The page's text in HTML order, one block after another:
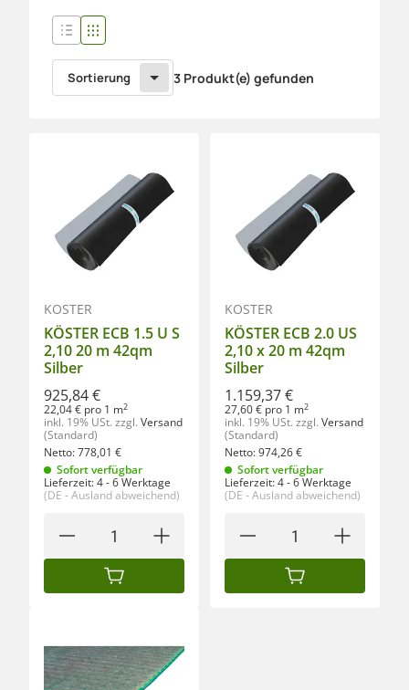
Sortierung 3 Produkt(e) gefunden
KÖSTER
KÖSTER ECB 1.5 U S
2,10 20 m 42qm
Silber
925,84 €
22,04 € pro 1 m2
inkl. 19% USt. zzgl. Versand
(Standard)
Netto:778,01 €
Sofort verfügbar
Lieferzeit:4 - 6 Werktage
(DE - Ausland abweichend)
IN DEN WARENKORB
KÖSTER
KÖSTER ECB 2.0 US
2,10 x 20 m 42qm
Silber
1.159,37 €
27,60 € pro 1 m2
inkl. 19% USt. zzgl. Versand
(Standard)
Netto:974,26€
Sofort verfügbar
Lieferzeit:4 - 6 Werktage
(DE - Ausland abweichend)
IN DEN WARENKORB